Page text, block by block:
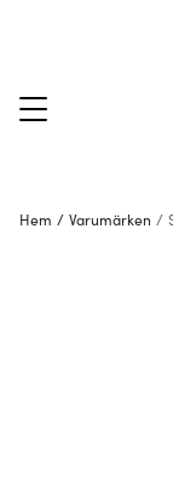
Hem / Varumärken /